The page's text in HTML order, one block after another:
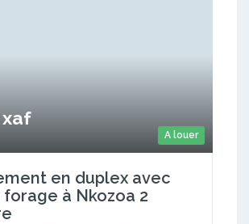
A louer
xaf
en duplex avec
à Nkozoa 2